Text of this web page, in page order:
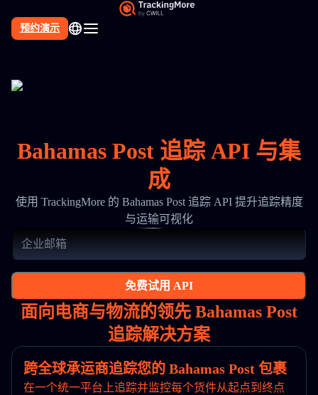
预约演示
Bahamas Post 追踪 API 与集
成
使用 TrackingMore 的 Bahamas Post 追踪 API 提升追踪精度
与运输可视化
免费试用 API
面向电商与物流的领先 Bahamas Post
追踪解决方案
跨全球承运商追踪您的 Bahamas Post 包裹
在一个统一平台上追踪并监控每个货件从起点到终点